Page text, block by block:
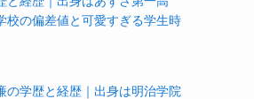
校の偏差値と可愛すぎる学生時
の学歴と経歴｜出身は明治学院